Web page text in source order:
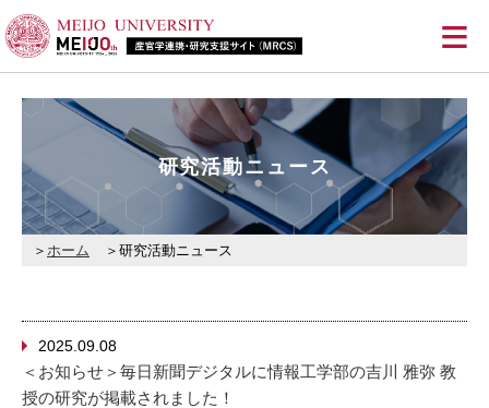
≡
研究活動ニュース
ホーム 研究活動ニュース
2025.09.08
＜お知らせ＞毎日新聞デジタルに情報工学部の吉川 雅弥 教
授の研究が掲載されました！